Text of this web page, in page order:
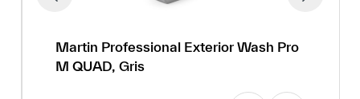
Martin Professional Exterior Wash Pro
M QUAD, Gris